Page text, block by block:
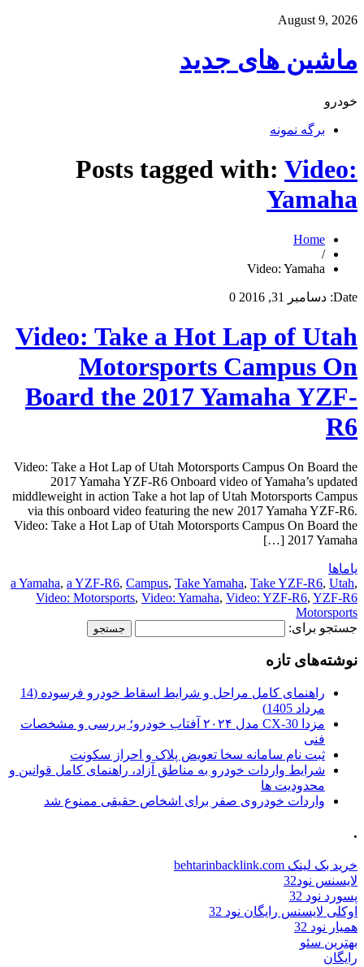
August 9, 2026
ماشین های جدید
خودرو
برگه نمونه
Posts tagged with: Video:
Yamaha
Home
/
Video: Yamaha
Date: دسامبر 31, 2016 0
Video: Take a Hot Lap of Utah
Motorsports Campus On
Board the 2017 Yamaha YZF-
R6
Video: Take a Hot Lap of Utah Motorsports Campus On Board the
2017 Yamaha YZF-R6 Onboard video of Yamaha’s updated
middleweight in action Take a hot lap of Utah Motorsports Campus
via this onboard video featuring the new 2017 Yamaha YZF-R6.
Video: Take a Hot Lap of Utah Motorsports Campus On Board the
2017 Yamaha […]
یاماها
a Yamaha, a YZF-R6, Campus, Take Yamaha, Take YZF-R6, Utah,
Video: Motorsports, Video: Yamaha, Video: YZF-R6, YZF-R6
Motorsports
جستجو برای:
نوشته‌های تازه
راهنمای کامل مراحل و شرایط اسقاط خودرو فرسوده (14
مرداد 1405)
مزدا CX-30 مدل ۲۰۲۴ آفتاب خودرو؛ بررسی و مشخصات
فنی
ثبت نام سامانه سخا تعویض پلاک و احراز سکونت
شرایط واردات خودرو به مناطق آزاد، راهنمای کامل قوانین و
محدودیت ها
واردات خودروی صفر برای اشخاص حقیقی ممنوع شد
.
خرید بک لینک behtarinbacklink.com
لایسنس نود32
پسورد نود 32
اوکلی لایسنس رایگان نود 32
همیار نود 32
بهترین سئو
رایگان